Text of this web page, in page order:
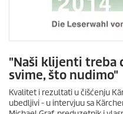
"Naši klijenti treba
svime, što nudimo"
Kvalitet i rezultati u čišćenju
ubedljivi - u intervjuu sa